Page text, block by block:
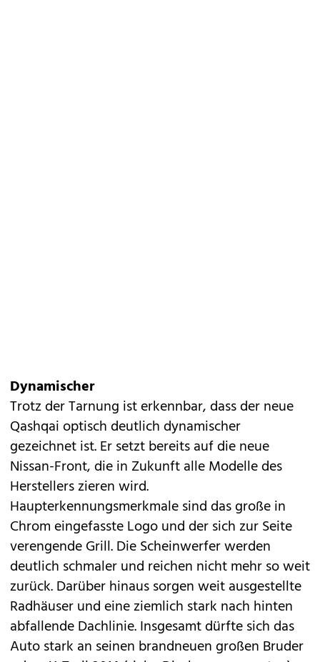
Dynamischer
Trotz der Tarnung ist erkennbar, dass der neue
Qashqai optisch deutlich dynamischer
gezeichnet ist. Er setzt bereits auf die neue
Nissan-Front, die in Zukunft alle Modelle des
Herstellers zieren wird.
Haupterkennungsmerkmale sind das große in
Chrom eingefasste Logo und der sich zur Seite
verengende Grill. Die Scheinwerfer werden
deutlich schmaler und reichen nicht mehr so weit
zurück. Darüber hinaus sorgen weit ausgestellte
Radhäuser und eine ziemlich stark nach hinten
abfallende Dachlinie. Insgesamt dürfte sich das
Auto stark an seinen brandneuen großen Bruder